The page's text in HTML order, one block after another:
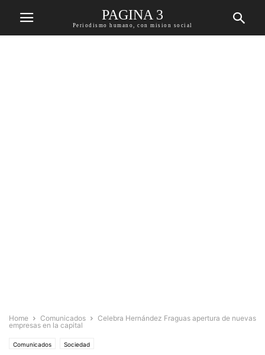
PAGINA 3
Periodismo humano, con mision social
Home Comunicados
Celebra Hernández Fraguas apertura de nuevas
empresas en la capital
Comunicados Sociedad